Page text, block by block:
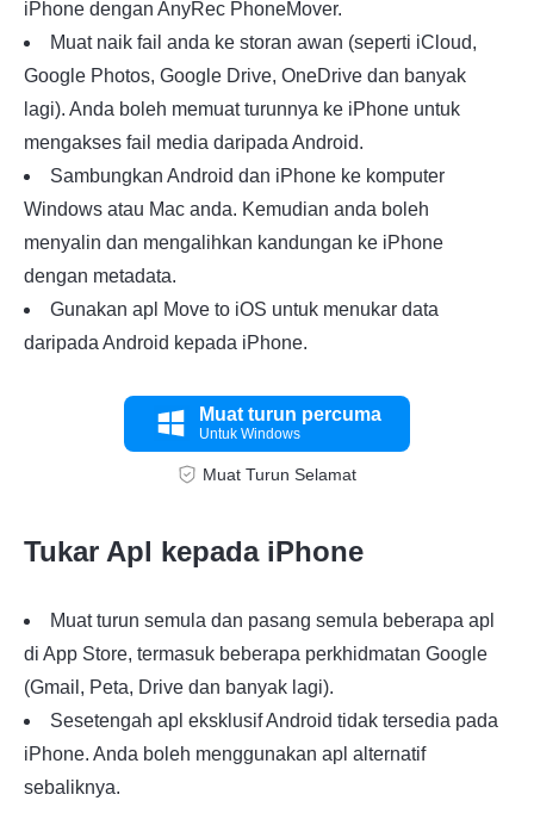
iPhone dengan AnyRec PhoneMover.
Muat naik fail anda ke storan awan (seperti iCloud,
Google Photos, Google Drive, OneDrive dan banyak
lagi). Anda boleh memuat turunnya ke iPhone untuk
mengakses fail media daripada Android.
Sambungkan Android dan iPhone ke komputer
Windows atau Mac anda. Kemudian anda boleh
menyalin dan mengalihkan kandungan ke iPhone
dengan metadata.
Gunakan apl Move to iOS untuk menukar data
daripada Android kepada iPhone.
Muat turun percuma
Untuk Windows
Muat Turun Selamat
Tukar Apl kepada iPhone
Muat turun semula dan pasang semula beberapa apl
di App Store, termasuk beberapa perkhidmatan Google
(Gmail, Peta, Drive dan banyak lagi).
Sesetengah apl eksklusif Android tidak tersedia pada
iPhone. Anda boleh menggunakan apl alternatif
sebaliknya.